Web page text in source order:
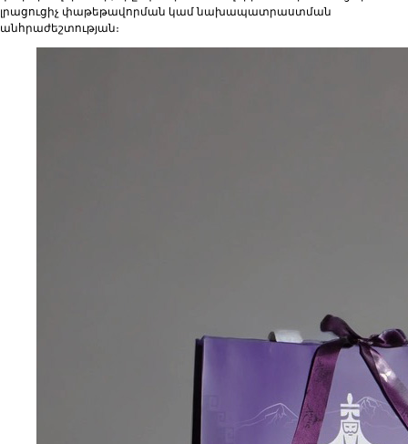
լրացուցիչ փաթեթավորման կամ նախապատրաստման
անհրաժեշտության։